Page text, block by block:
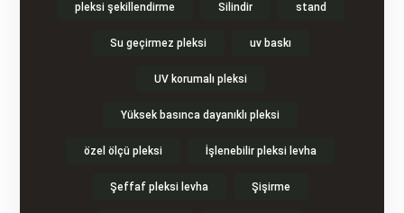
pleksi şekillendirme Silindir stand
Su geçirmez pleksi uv baskı
UV korumalı pleksi
Yüksek basınca dayanıklı pleksi
özel ölçü pleksi İşlenebilir pleksi levha
Şeffaf pleksi levha Şişirme